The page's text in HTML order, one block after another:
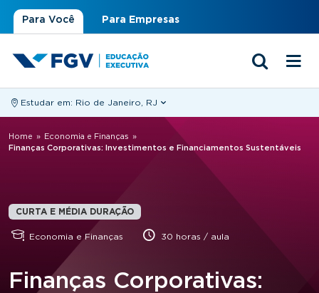
Para Você Para Empresas
Estudar em: Rio de Janeiro, RJ
Você está aqui
Home » Economia e Finanças
»
Finanças Corporativas: Investimentos e Financiamentos Sustentáveis
CURTA E MÉDIA DURAÇÃO
Economia e Finanças 30 horas / aula
Finanças Corporativas: